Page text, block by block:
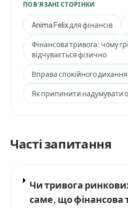
ПОВ’ЯЗАНІ СТОРІНКИ
Anima Felix для фінансів
Фінансова тривога: чому
відчувається фізично
Вправа спокійного дихання
Як припинити надумувати
Часті запитання
Чи тривога
саме, що фінансова